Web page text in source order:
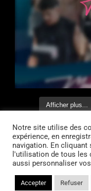
Afficher plus...
© 2024
Contact
Notre site utilise des
expérience, en
navigation. En cliquant
l'utilisation de tous les
aussi personnaliser
Accepter Refuser